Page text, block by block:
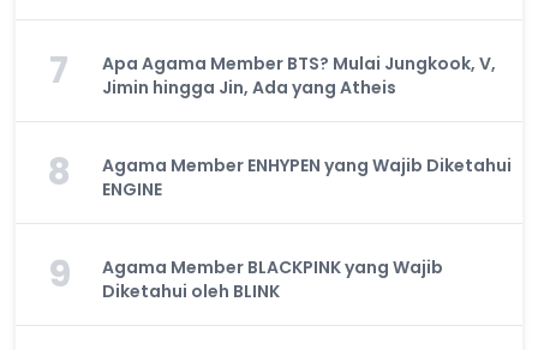
7
Apa Agama Member BTS? Mulai Jungkook, V,
Jimin hingga Jin, Ada yang Atheis
8
Agama Member ENHYPEN yang Wajib Diketahui
ENGINE
9
Agama Member BLACKPINK yang Wajib
Diketahui oleh BLINK